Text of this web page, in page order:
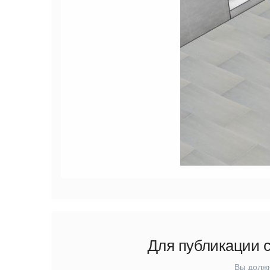
Для публикации
Вы